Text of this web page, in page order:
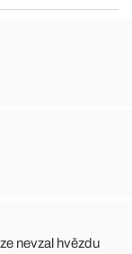
nevzal hvězdu